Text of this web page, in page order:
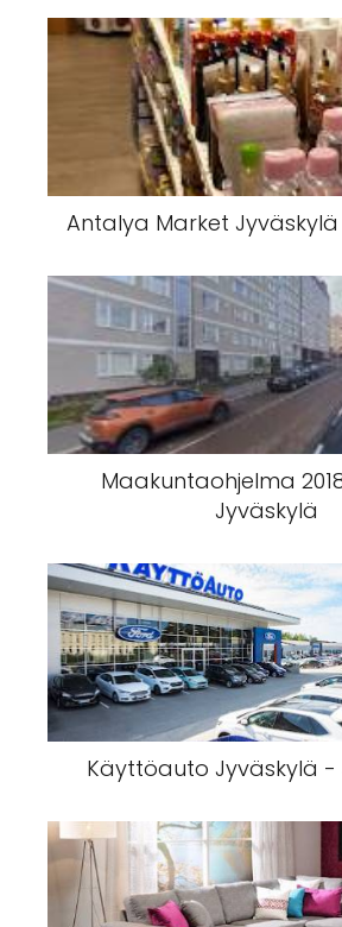
Antalya Market
Maakuntaohjelma
Jyväskylä
Käyttöauto Jyväskylä -